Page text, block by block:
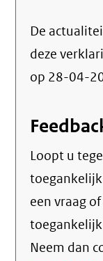
De
deze
op 28-04-
Loopt u
een vraag
Neem dan